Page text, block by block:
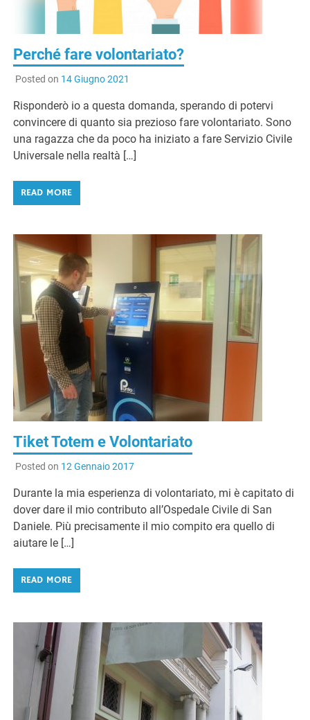
Perché fare volontariato?
Posted on 14 Giugno 2021
Risponderò io a questa domanda, sperando di potervi
convincere di quanto sia prezioso fare volontariato. Sono
una ragazza che da poco ha iniziato a fare Servizio Civile
Universale nella realtà […]
READ MORE
Tiket Totem e Volontariato
Posted on 12 Gennaio 2017
Durante la mia esperienza di volontariato, mi è capitato di
dover dare il mio contributo all’Ospedale Civile di San
Daniele. Più precisamente il mio compito era quello di
aiutare le […]
READ MORE